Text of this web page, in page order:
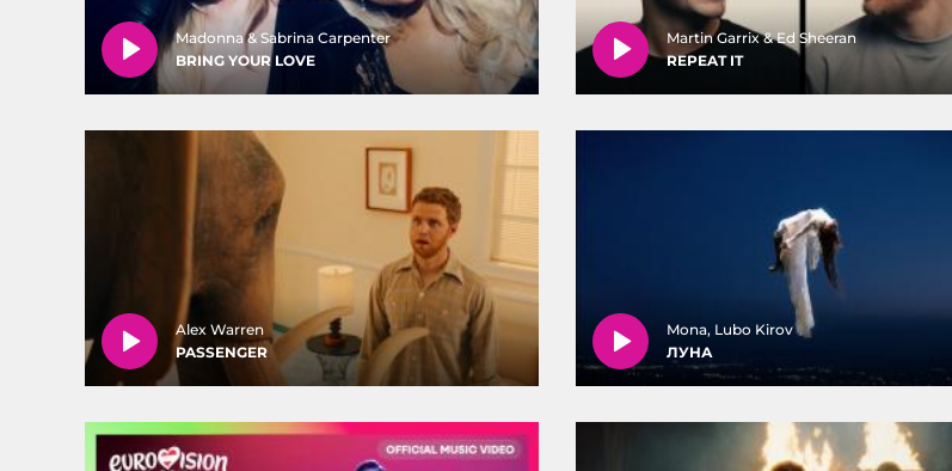
Madonna & Sabrina Carpenter
BRING YOUR LOVE
Martin Garrix & Ed Sheeran
REPEAT IT
Alex Warren
PASSENGER
Mona, Lubo Kirov
ЛУНА